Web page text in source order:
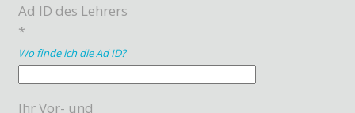
Ad ID des Lehrers
*
Wo finde ich die Ad ID?
Ihr Vor- und